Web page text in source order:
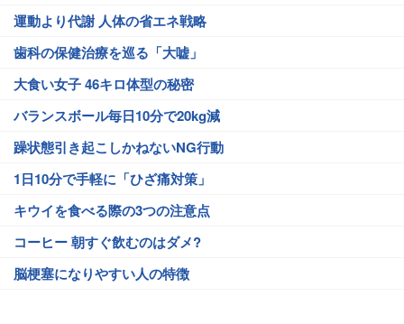
運動より代謝 人体の省エネ戦略
歯科の保健治療を巡る「大嘘」
大食い女子 46キロ体型の秘密
バランスボール毎日10分で20kg減
躁状態引き起こしかねないNG行動
1日10分で手軽に「ひざ痛対策」
キウイを食べる際の3つの注意点
コーヒー 朝すぐ飲むのはダメ?
脳梗塞になりやすい人の特徴